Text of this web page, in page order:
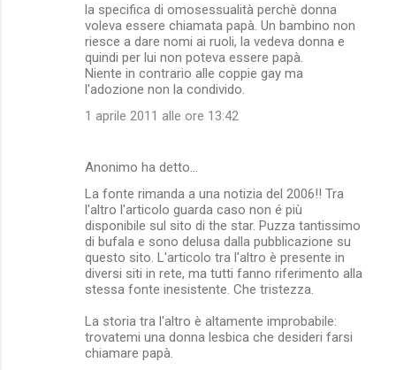
la specifica di omosessualità perchè donna
voleva essere chiamata papà. Un bambino non
riesce a dare nomi ai ruoli, la vedeva donna e
quindi per lui non poteva essere papà.
Niente in contrario alle coppie gay ma
l'adozione non la condivido.
1 aprile 2011 alle ore 13:42
Anonimo ha detto…
La fonte rimanda a una notizia del 2006!! Tra
l'altro l'articolo guarda caso non é più
disponibile sul sito di the star. Puzza tantissimo
di bufala e sono delusa dalla pubblicazione su
questo sito. L'articolo tra l'altro è presente in
diversi siti in rete, ma tutti fanno riferimento alla
stessa fonte inesistente. Che tristezza.
La storia tra l'altro è altamente improbabile:
trovatemi una donna lesbica che desideri farsi
chiamare papà.